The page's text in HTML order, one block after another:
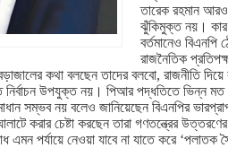
তারেক রহমান আরও
ঝুঁকিমুক্ত নয়।
বর্তমানেও বিএনপি
রাজনৈতিক
কথা বলছেন তাদের বলবো, রাজনীতি
নির্বাচন উপযুক্ত নয়। পিআর পদ্ধতিতে ভিন্ন
সম্ভব নয় বলেও জানিয়েছেন বিএনপির
করার চেষ্টা করছেন তারা গণতন্ত্রের
পর্যায়ে নেওয়া যাবে না যাতে করে ‘পলাতক